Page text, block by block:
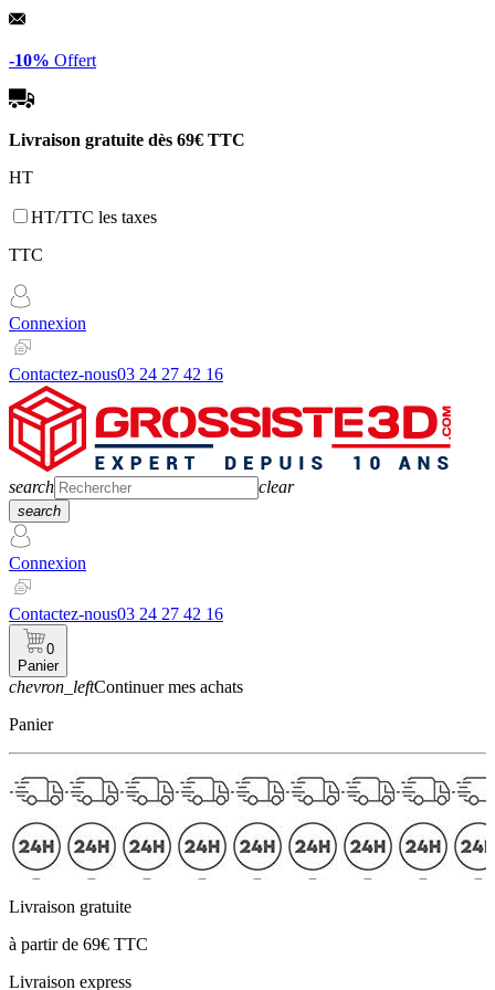
Panneau de gestion des cookies
-10% Offert
Livraison gratuite dès 69€ TTC
HT
HT/TTC les taxes
TTC
Connexion
Contactez-nous03 24 27 42 16
search clear
search
Connexion
Contactez-nous03 24 27 42 16
0
Panier
chevron_leftContinuer mes achats
Panier
Livraison gratuite
à partir de 69€ TTC
Livraison express